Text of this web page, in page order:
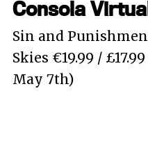
Consola
Sin and
Skies €19.99 /
May 7th)